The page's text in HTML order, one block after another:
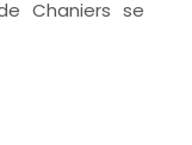
Chaniers se